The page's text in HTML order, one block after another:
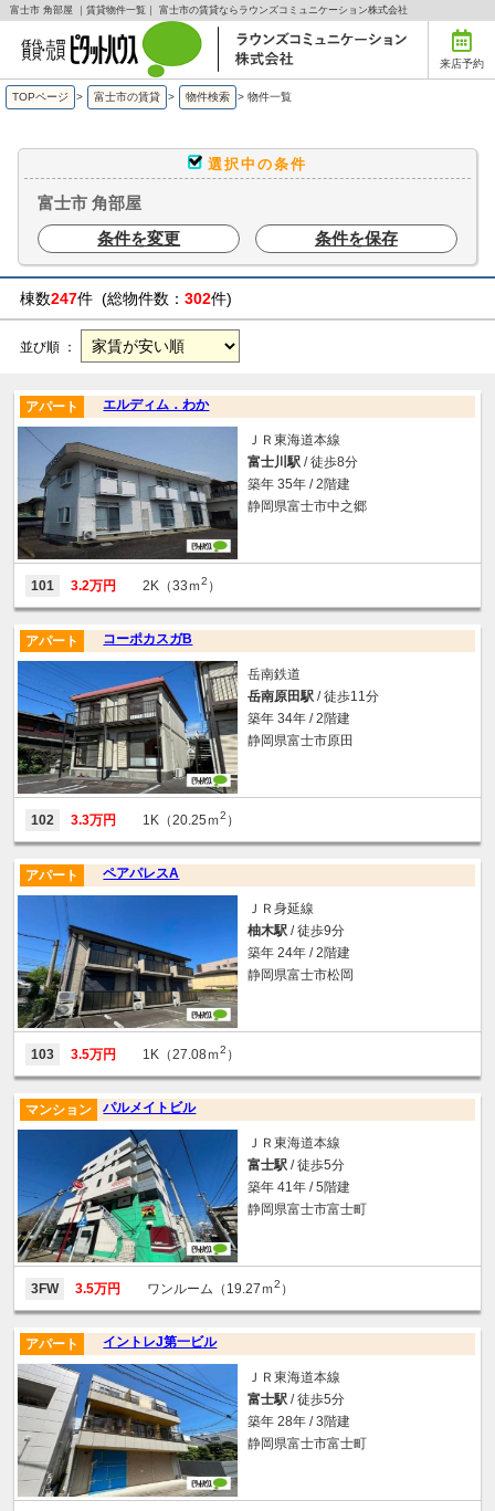
富士市 角部屋 ｜賃貸物件一覧｜ 富士市の賃貸ならラウンズコミュニケーション株式会社
来店予約
TOPページ > 富士市の賃貸 > 物件検索 > 物件一覧
選択中の条件
富士市 角部屋
条件を変更
条件を保存
棟数247件 (総物件数： 302件)
並び順 ：
エルディム．わか
アパート
ＪＲ東海道本線
富士川駅 / 徒歩8分
築年 35年 / 2階建
静岡県富士市中之郷
101 3.2万円 2K（33ｍ2 ）
コーポカスガB
アパート
岳南鉄道
岳南原田駅 / 徒歩11分
築年 34年 / 2階建
静岡県富士市原田
102 3.3万円 1K（20.25ｍ2 ）
ペアパレスA
アパート
ＪＲ身延線
柚木駅 / 徒歩9分
築年 24年 / 2階建
静岡県富士市松岡
103 3.5万円 1K（27.08ｍ2 ）
パルメイトビル
マンション
ＪＲ東海道本線
富士駅 / 徒歩5分
築年 41年 / 5階建
静岡県富士市富士町
3FW 3.5万円 ワンルーム（19.27ｍ2 ）
イントレJ第一ビル
アパート
ＪＲ東海道本線
富士駅 / 徒歩5分
築年 28年 / 3階建
静岡県富士市富士町